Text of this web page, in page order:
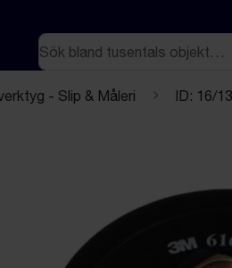
Sök
- Slip & Måleri ID: 16/